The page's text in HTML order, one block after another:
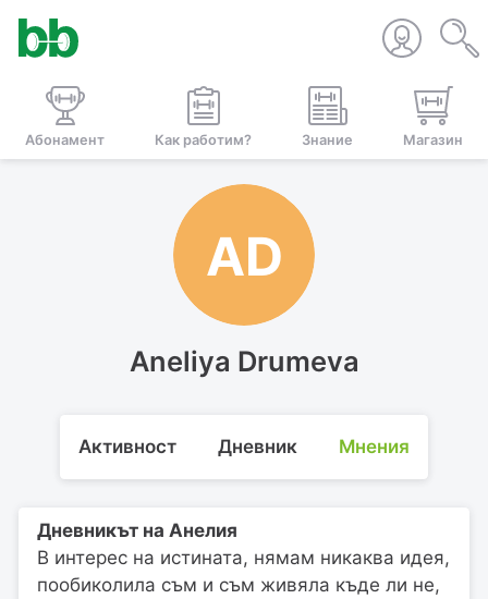
Абонамент Как работим? Знание Магазин
AD
Aneliya Drumeva
Активност Дневник Мнения
Дневникът на Анелия
В интерес на истината, нямам никаква идея,
пообиколила съм и съм живяла къде ли не,